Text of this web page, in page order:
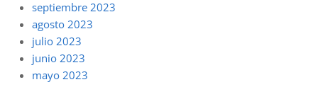
septiembre 2023
agosto 2023
julio 2023
junio 2023
mayo 2023